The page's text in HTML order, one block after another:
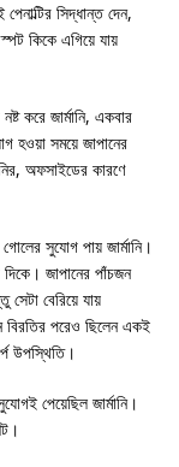
সিদ্ধান্ত দেন,
কিকে এগিয়ে যায়
করে জার্মানি, একবার
হওয়া সময়ে জাপানের
অফসাইডের কারণে
সুযোগ পায় জার্মানি।
জাপানের পাঁচজন
বেরিয়ে যায়
বিরতির পরেও ছিলেন একই
উপস্থিতি।
পেয়েছিল জার্মানি।